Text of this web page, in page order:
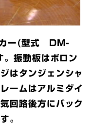
カー(型式 DM-
振動板はボロン
はタンジェンシャ
ームはアルミダイ
回路後方にバック
。